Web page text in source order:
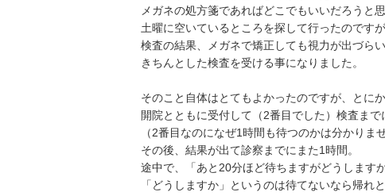
メガネの処方箋であればどこでもいいだろうと思
土曜に空いているところを探して行ったのですが
検査の結果、メガネで矯正しても視力が出づら
きちんとした検査を受ける事になりました。
そのこと自体はとてもよかったのですが、とにか
開院とともに受付して（2番目でした）検査まで
（2番目なのになぜ1時間も待つのかは分かりませ
その後、結果が出て診察までにまた1時間。
途中で、「あと20分ほど待ちますがどうします
「どうしますか」というのは待てないなら帰れ